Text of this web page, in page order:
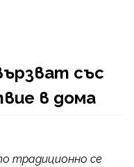
със
в дома
традиционно се